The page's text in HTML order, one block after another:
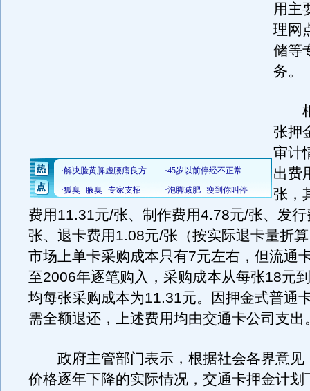
用主
理网
储等
务。
根
张押
审计
出费
张，
费用11.31元/张、制作费用4.78元/张、发
张、退卡费用1.08元/张（按实际退卡量折
市场上单卡采购成本只有7元左右，但流通
至2006年逐笔购入，采购成本从每张18元
均每张采购成本为11.31元。因押金式普通
需全额退还，上述费用均由交通卡公司支出
政府主管部门表示，根据社会各界意见
价格逐年下降的实际情况，交通卡押金计划